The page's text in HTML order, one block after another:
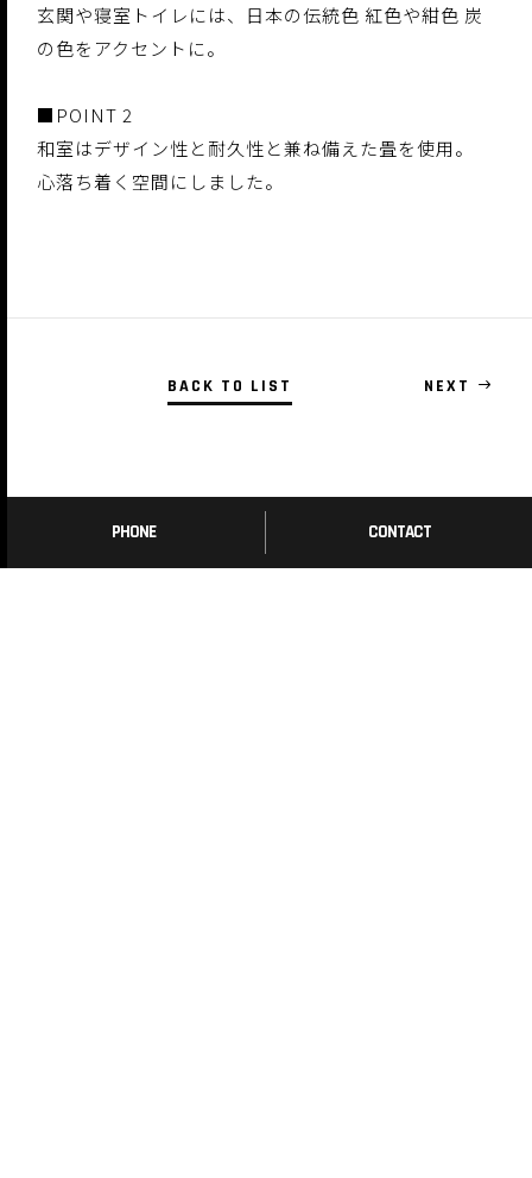
PHONE CONTACT
玄関や寝室トイレには、日本の伝統色 紅色や紺色 炭
の色をアクセントに。
■POINT 2
和室はデザイン性と耐久性と兼ね備えた畳を使用。
心落ち着く空間にしました。
BACK TO LIST NEXT